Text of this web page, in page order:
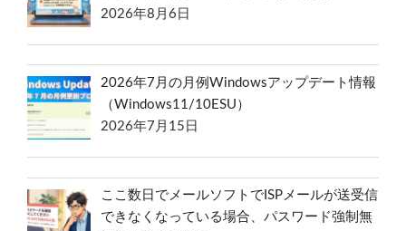
2026年8月6日
2026年7月の月例Windowsアップデート情報
（Windows11/10ESU）
2026年7月15日
ここ数日でメールソフトでISPメールが送受信
できなくなっている場合、パスワード強制無